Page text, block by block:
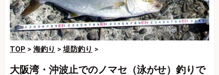
TOP > 海釣り >堤防釣り >
大阪湾・沖波止でのノマセ（泳がせ）釣りで